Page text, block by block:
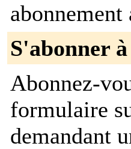
S'abonner
Abonnez-
formulaire
demandant